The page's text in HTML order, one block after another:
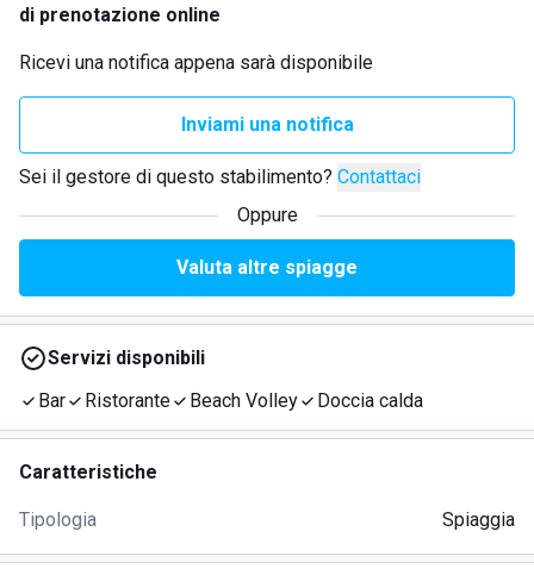
di prenotazione online
Ricevi una notifica appena sarà disponibile
Inviami una notifica
Sei il gestore di questo stabilimento? Contattaci
Oppure
Valuta altre spiagge
Servizi disponibili
Bar
Ristorante Beach Volley Doccia calda
Caratteristiche
Tipologia Spiaggia